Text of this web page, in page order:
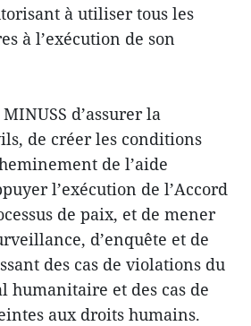
à utiliser tous les
à l’exécution de son
d’assurer la
de créer les conditions
de l’aide
l’exécution de l’Accord
de paix, et de mener
d’enquête et de
des cas de violations du
et des cas de
aux droits humains.